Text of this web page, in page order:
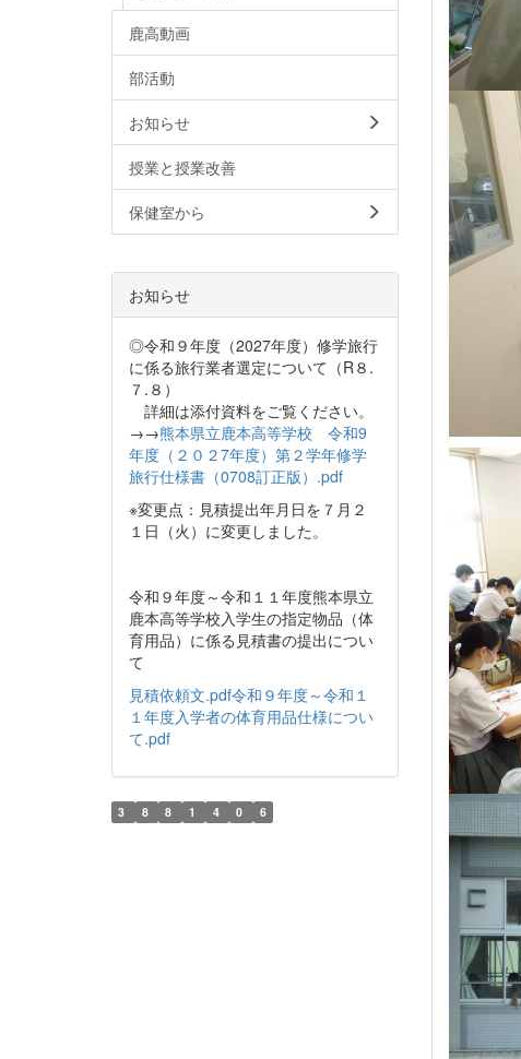
鹿高動画
部活動
お知らせ
授業と授業改善
保健室から
お知らせ
◎令和９年度（2027年度）修学旅行
に係る旅行業者選定について（R８.
７.８）
詳細は添付資料をご覧ください。
→→熊本県立鹿本高等学校 令和9
年度（２０２7年度）第２学年修学
旅行仕様書（0708訂正版）.pdf
※変更点：見積提出年月日を７月２
１日（火）に変更しました。
令和９年度～令和１１年度熊本県立
鹿本高等学校入学生の指定物品（体
育用品）に係る見積書の提出につい
て
見積依頼文.pdf令和９年度～令和１
１年度入学者の体育用品仕様につい
て.pdf
3 8 8 1 4 0 6